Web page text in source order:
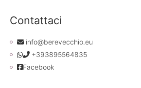
Contattaci
info@berevecchio.eu
+393895564835
Facebook